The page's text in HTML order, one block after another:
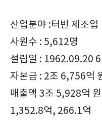
산업분야 :터빈 제조업
사원수 : 5,612명
설립일 : 1962.09.20
자본금 : 2조 6,756억
매출액 3조 5,928억
1,352.8억, 266.1억